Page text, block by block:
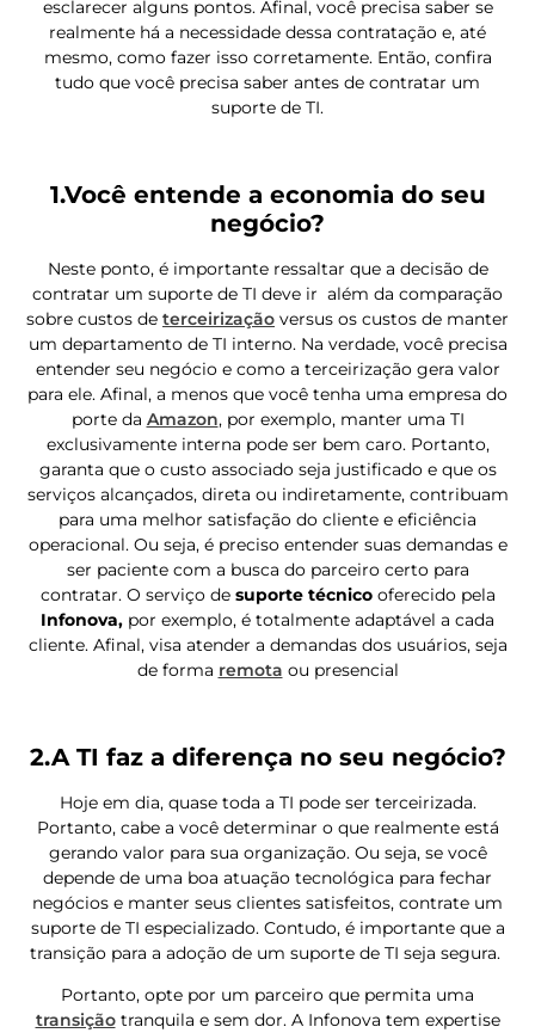
esclarecer alguns pontos. Afinal, você precisa saber se
realmente há a necessidade dessa contratação e, até
mesmo, como fazer isso corretamente. Então, confira
tudo que você precisa saber antes de contratar um
suporte de TI.
1.Você entende a economia do seu
negócio?
Neste ponto, é importante ressaltar que a decisão de
contratar um suporte de TI deve ir além da comparação
sobre custos de terceirização versus os custos de manter
um departamento de TI interno. Na verdade, você precisa
entender seu negócio e como a terceirização gera valor
para ele. Afinal, a menos que você tenha uma empresa do
porte da Amazon, por exemplo, manter uma TI
exclusivamente interna pode ser bem caro. Portanto,
garanta que o custo associado seja justificado e que os
serviços alcançados, direta ou indiretamente, contribuam
para uma melhor satisfação do cliente e eficiência
operacional. Ou seja, é preciso entender suas demandas e
ser paciente com a busca do parceiro certo para
contratar. O serviço desuporte técnicooferecido pela
Infonova, por exemplo, é totalmente adaptável a cada
cliente. Afinal, visa atender a demandas dos usuários, seja
de forma remota ou presencial
2.A TI faz a diferença no seu negócio?
Hoje em dia, quase toda a TI pode ser terceirizada.
Portanto, cabe a você determinar o que realmente está
gerando valor para sua organização. Ou seja, se você
depende de uma boa atuação tecnológica para fechar
negócios e manter seus clientes satisfeitos, contrate um
suporte de TI especializado. Contudo, é importante que a
transição para a adoção de um suporte de TI seja segura.
Portanto, opte por um parceiro que permita uma
transição tranquila e sem dor. A Infonova tem expertise